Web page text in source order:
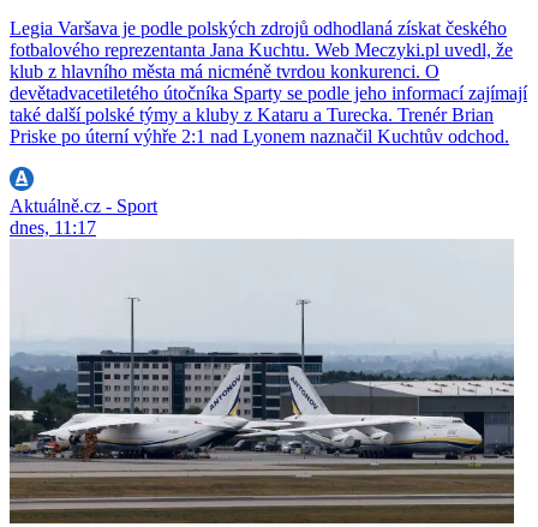
Legia Varšava je podle polských zdrojů odhodlaná získat českého
fotbalového reprezentanta Jana Kuchtu. Web Meczyki.pl uvedl, že
klub z hlavního města má nicméně tvrdou konkurenci. O
devětadvacetiletého útočníka Sparty se podle jeho informací zajímají
také další polské týmy a kluby z Kataru a Turecka. Trenér Brian
Priske po úterní výhře 2:1 nad Lyonem naznačil Kuchtův odchod.
Aktuálně.cz - Sport
dnes, 11:17